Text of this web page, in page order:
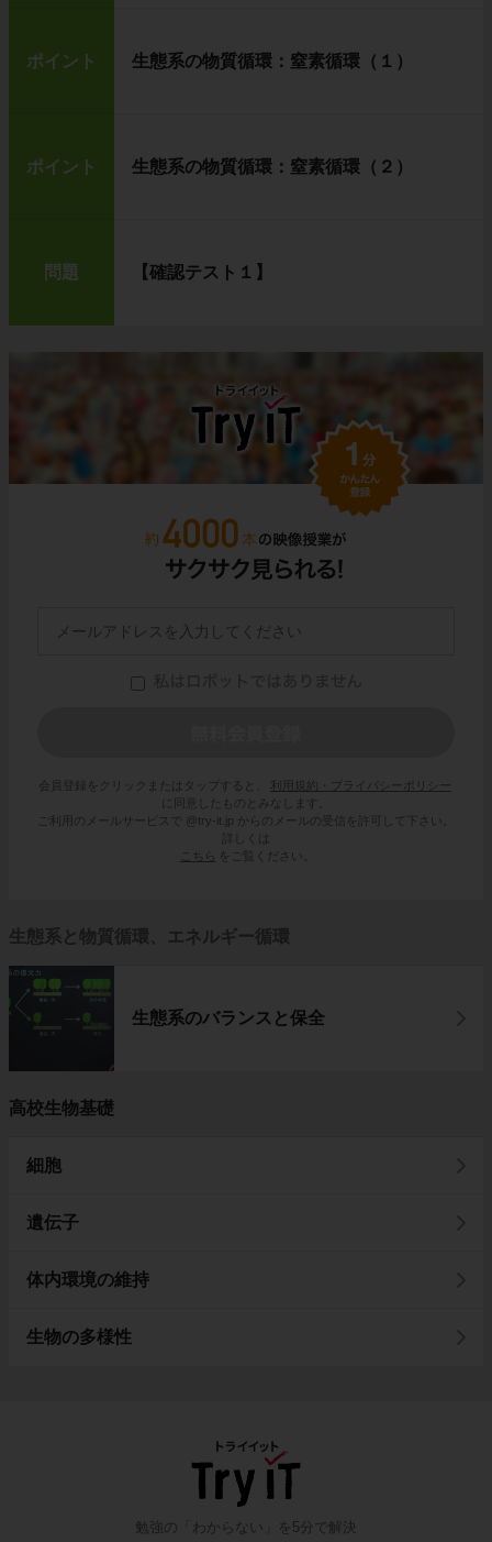
ポイント 生態系の物質循環：窒素循環（１）
ポイント 生態系の物質循環：窒素循環（２）
問題 【確認テスト１】
会員登録をクリックまたはタップすると、
利用規約・プライバシーポリシー
に同意したものとみなします。
ご利用のメールサービスで @try-it.jp からのメールの受信を許可して下さい。
詳しくは
こちら
をご覧ください。
生態系と物質循環、エネルギー循環
生態系のバランスと保全
高校生物基礎
細胞
遺伝子
体内環境の維持
生物の多様性
勉強の「わからない」を5分で解決